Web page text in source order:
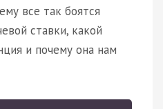
все так боятся
ставки, какой
и почему она нам